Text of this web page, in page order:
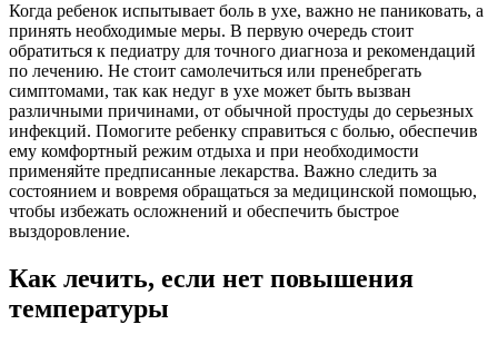
Когда ребенок испытывает боль в ухе, важно не паниковать, а
принять необходимые меры. В первую очередь стоит
обратиться к педиатру для точного диагноза и рекомендаций
по лечению. Не стоит самолечиться или пренебрегать
симптомами, так как недуг в ухе может быть вызван
различными причинами, от обычной простуды до серьезных
инфекций. Помогите ребенку справиться с болью, обеспечив
ему комфортный режим отдыха и при необходимости
применяйте предписанные лекарства. Важно следить за
состоянием и вовремя обращаться за медицинской помощью,
чтобы избежать осложнений и обеспечить быстрое
выздоровление.
Как лечить, если нет повышения
температуры